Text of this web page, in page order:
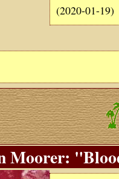
(2020-01-19)
Moorer: